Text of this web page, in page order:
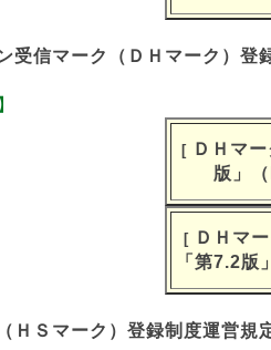
受信マーク（ＤＨマーク）登
[ ＤＨマ
版」
[ ＤＨマ
「第7.2版
ＨＳマーク）登録制度運営規